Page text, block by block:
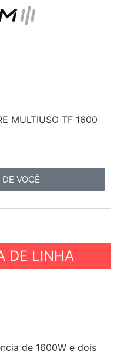
MULTIUSO TF 1600
VOCÊ
DE LINHA
de 1600W e dois